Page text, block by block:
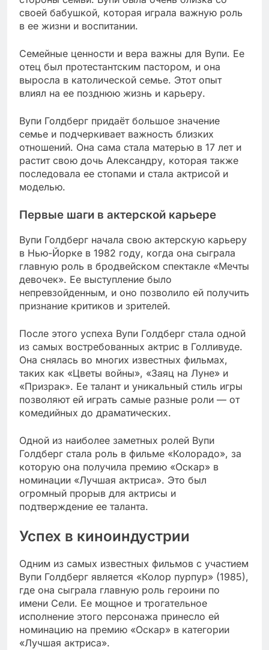
своей бабушкой, которая играла важную роль
в ее жизни и воспитании.
Семейные ценности и вера важны для Вупи. Ее
отец был протестантским пастором, и она
выросла в католической семье. Этот опыт
влиял на ее позднюю жизнь и карьеру.
Вупи Голдберг придаёт большое значение
семье и подчеркивает важность близких
отношений. Она сама стала матерью в 17 лет и
растит свою дочь Александру, которая также
последовала ее стопами и стала актрисой и
моделью.
Первые шаги в актерской карьере
Вупи Голдберг начала свою актерскую карьеру
в Нью-Йорке в 1982 году, когда она сыграла
главную роль в бродвейском спектакле «Мечты
девочек». Ее выступление было
непревзойденным, и оно позволило ей получить
признание критиков и зрителей.
После этого успеха Вупи Голдберг стала одной
из самых востребованных актрис в Голливуде.
Она снялась во многих известных фильмах,
таких как «Цветы войны», «Заяц на Луне» и
«Призрак». Ее талант и уникальный стиль игры
позволяют ей играть самые разные роли — от
комедийных до драматических.
Одной из наиболее заметных ролей Вупи
Голдберг стала роль в фильме «Колорадо», за
которую она получила премию «Оскар» в
номинации «Лучшая актриса». Это был
огромный прорыв для актрисы и
подтверждение ее таланта.
Успех в киноиндустрии
Одним из самых известных фильмов с участием
Вупи Голдберг является «Колор пурпур» (1985),
где она сыграла главную роль героини по
имени Сели. Ее мощное и трогательное
исполнение этого персонажа принесло ей
номинацию на премию «Оскар» в категории
«Лучшая актриса».